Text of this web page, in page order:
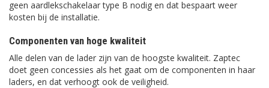
geen aardlekschakelaar type B nodig en dat bespaart weer
kosten bij de installatie.
Componenten van hoge kwaliteit
Alle delen van de lader zijn van de hoogste kwaliteit. Zaptec
doet geen concessies als het gaat om de componenten in haar
laders, en dat verhoogt ook de veiligheid.